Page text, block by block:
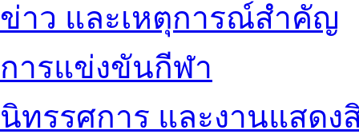
ข่าว และเหตุการณ์สำคัญ
การแข่งขันกีฬา
นิทรรศการ และงานแสดง